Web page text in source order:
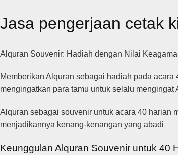
Jasa pengerjaan cetak
Alquran Souvenir: Hadiah dengan Nilai
Memberikan Alquran sebagai hadiah pada
mengingatkan para tamu untuk selalu
Alquran sebagai souvenir untuk acara 40 harian
menjadikannya kenang-kenangan yang abadi
Keunggulan Alquran Souvenir untuk 40